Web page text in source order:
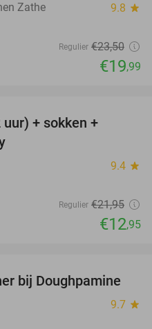
Zathe 9.8 star
Regulier €23,50
€19,99
+ sokken +
9.4 star
Regulier €21,95
€12,95
27%
bij Doughpamine
9.7 star